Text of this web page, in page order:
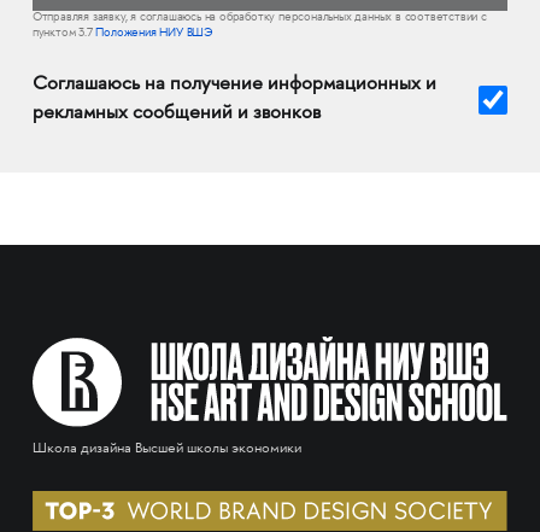
Отправляя заявку, я соглашаюсь на обработку персональных данных в соответствии с
пунктом 3.7
Положения НИУ ВШЭ
Соглашаюсь на получение информационных и
рекламных сообщений и звонков
Школа дизайна Высшей школы экономики